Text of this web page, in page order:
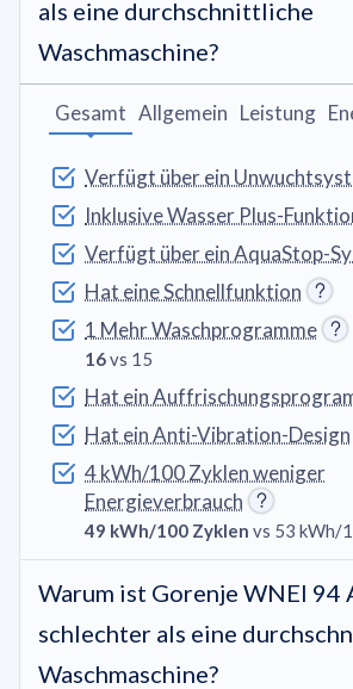
als eine durchschnittliche
Waschmaschine?
Verfügt über ein
Inklusive Wasser Plus-
Verfügt über ein AquaStop-
Hat eine Schnellfunktion
1 Mehr Waschprogramme
16vs 15
Hat ein
Hat ein Anti-Vibration-Design
4 kWh/100 Zyklen weniger
Energieverbrauch
49 kWh/100 Zyklen vs 53 kWh/
Gesamt Allgemein Leistung
Warum ist Gorenje WNEI 94
schlechter als eine
Waschmaschine?